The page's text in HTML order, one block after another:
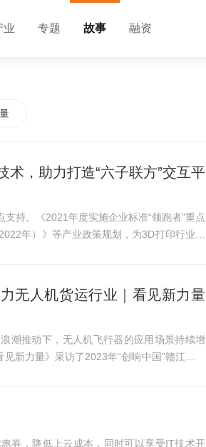
业 专题 故事 融资
，助力打造“六子联方”交互平
持。《2021年度实施企业标准“领跑者”重点
年）》等产业政策规划，为3D打印行业的
无人机货运行业｜看见新力量
潮推动下，无人机飞行器的应用场景持续增
新力量》采访了2023年“创响中国”赣江新区
券，降低上云成本，同时可以享受IT技术开